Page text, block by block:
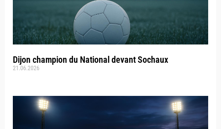
Dijon champion du National devant Sochaux
21.06.2026